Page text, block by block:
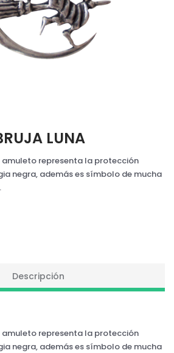
LUNA
amuleto representa la protección
negra, además es símbolo de mucha
Descripción
amuleto representa la protección
negra, además es símbolo de mucha